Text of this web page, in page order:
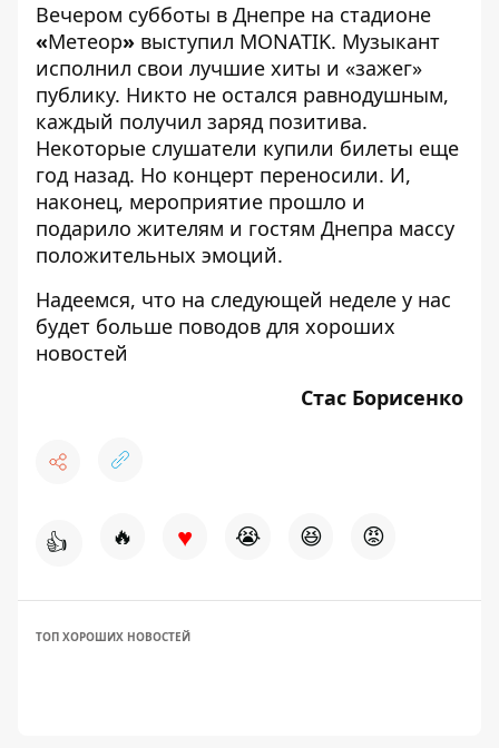
Вечером субботы в Днепре на стадионе
«Метеор» выступил MONATIK. Музыкант
исполнил свои лучшие хиты и «зажег»
публику. Никто не остался равнодушным,
каждый получил заряд позитива.
Некоторые слушатели купили билеты еще
год назад. Но концерт переносили. И,
наконец, мероприятие прошло и
подарило жителям и гостям Днепра массу
положительных эмоций.
Надеемся, что на следующей неделе у нас
будет больше поводов для хороших
новостей
Стас Борисенко
👍 🔥 ♥ 😭 😆 😡
ТОП ХОРОШИХ НОВОСТЕЙ